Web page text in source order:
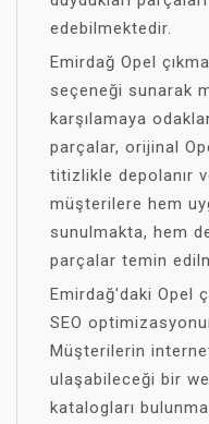
edebilmektedir.
Emirdağ Opel
seçeneği sunarak
karşılamaya
parçalar, orijinal
titizlikle depolanır
müşterilere hem
sunulmakta, hem
parçalar temin
Emirdağ'daki Opel
SEO
Müşterilerin
ulaşabileceği bir
katalogları